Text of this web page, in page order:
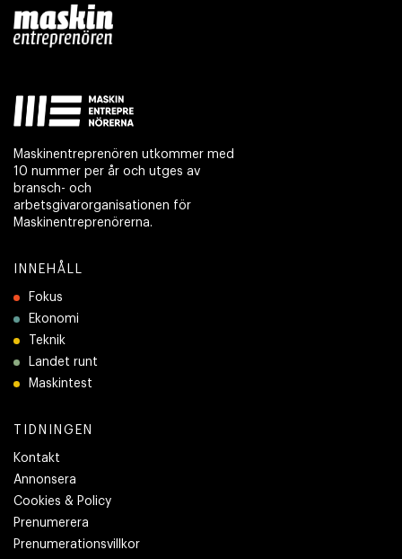
Maskinentreprenören utkommer med
10 nummer per år och utges av
bransch- och
arbetsgivarorganisationen för
Maskinentreprenörerna.
INNEHÅLL
Fokus
Ekonomi
Teknik
Landet runt
Maskintest
TIDNINGEN
Kontakt
Annonsera
Cookies & Policy
Prenumerera
Prenumerationsvillkor